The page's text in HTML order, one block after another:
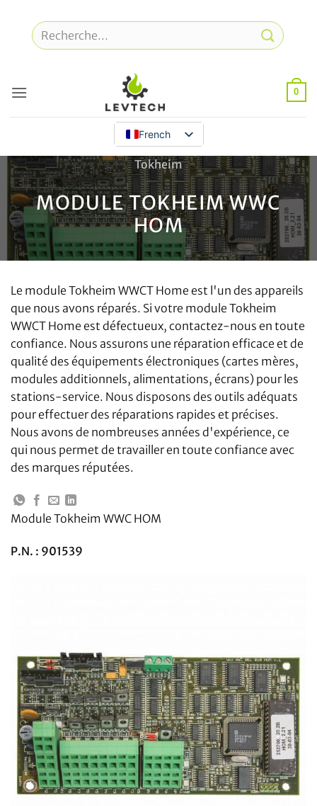
content
Recherche
pour
0
French
Tokheim
MODULE TOKHEIM WWC
HOM
Le module Tokheim WWCT Home est l'un des appareils
que nous avons réparés. Si votre module Tokheim
WWCT Home est défectueux, contactez-nous en toute
confiance. Nous assurons une réparation efficace et de
qualité des équipements électroniques (cartes mères,
modules additionnels, alimentations, écrans) pour les
stations-service. Nous disposons des outils adéquats
pour effectuer des réparations rapides et précises.
Nous avons de nombreuses années d'expérience, ce
qui nous permet de travailler en toute confiance avec
des marques réputées.
Module Tokheim WWC HOM
P.N. : 901539